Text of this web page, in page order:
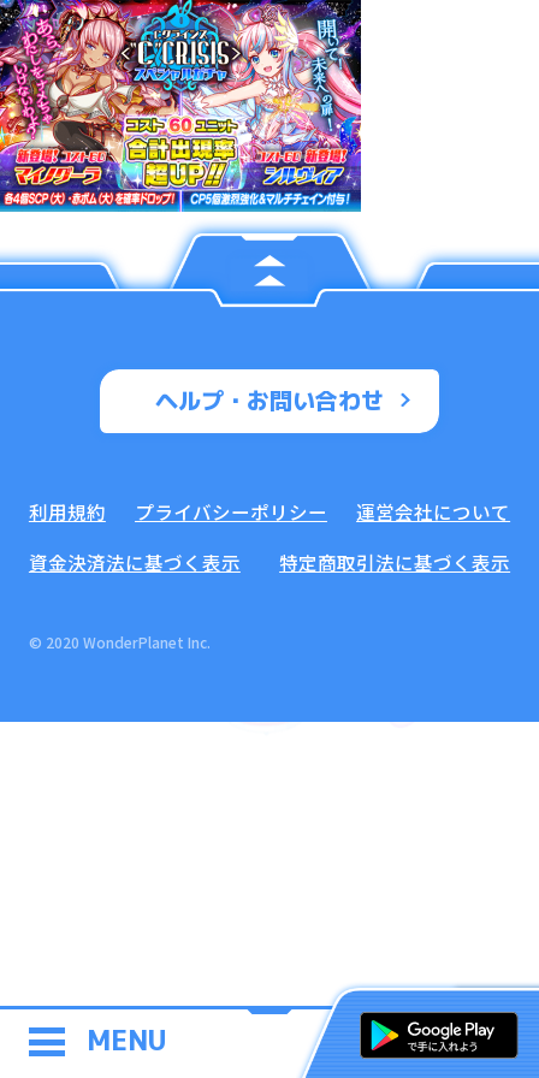
MENU
ヘルプ・お問い合わせ
利用規約 プライバシーポリシー
運営会社について
資金決済法に基づく表示
特定商取引法に基づく表示
© 2020 WonderPlanet Inc.